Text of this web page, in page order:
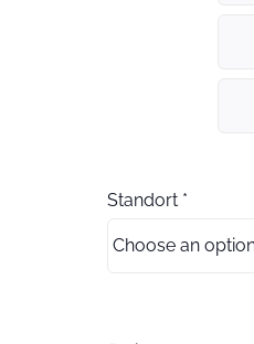
Standort *